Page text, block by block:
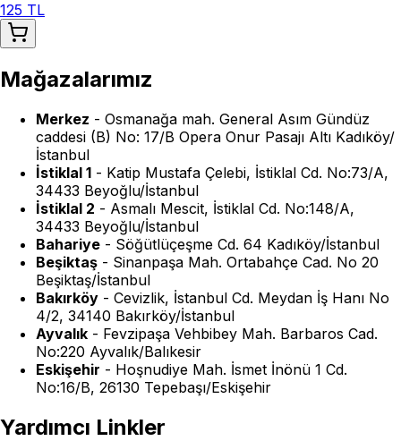
125 TL
Mağazalarımız
Merkez - Osmanağa mah. General Asım Gündüz
caddesi (B) No: 17/B Opera Onur Pasajı Altı Kadıköy/
İstanbul
İstiklal 1 - Katip Mustafa Çelebi, İstiklal Cd. No:73/A,
34433 Beyoğlu/İstanbul
İstiklal 2 - Asmalı Mescit, İstiklal Cd. No:148/A,
34433 Beyoğlu/İstanbul
Bahariye - Söğütlüçeşme Cd. 64 Kadıköy/İstanbul
Beşiktaş - Sinanpaşa Mah. Ortabahçe Cad. No 20
Beşiktaş/İstanbul
Bakırköy - Cevizlik, İstanbul Cd. Meydan İş Hanı No
4/2, 34140 Bakırköy/İstanbul
Ayvalık - Fevzipaşa Vehbibey Mah. Barbaros Cad.
No:220 Ayvalık/Balıkesir
Eskişehir - Hoşnudiye Mah. İsmet İnönü 1 Cd.
No:16/B, 26130 Tepebaşı/Eskişehir
Yardımcı Linkler